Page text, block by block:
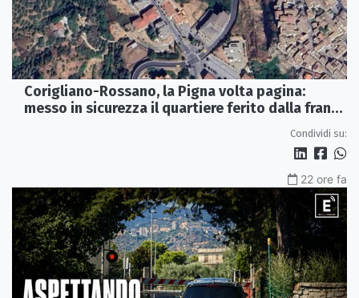
Corigliano-Rossano, la Pigna volta pagina:
messo in sicurezza il quartiere ferito dalla frana
Condividi su:
22 ore fa